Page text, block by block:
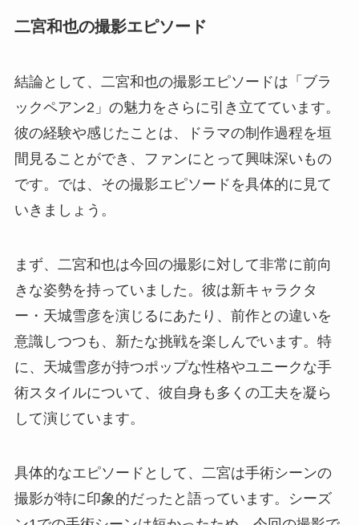
二宮和也の撮影エピソード
結論として、二宮和也の撮影エピソードは「ブラ
ックペアン2」の魅力をさらに引き立てています。
彼の経験や感じたことは、ドラマの制作過程を垣
間見ることができ、ファンにとって興味深いもの
です。では、その撮影エピソードを具体的に見て
いきましょう。
まず、二宮和也は今回の撮影に対して非常に前向
きな姿勢を持っていました。彼は新キャラクタ
ー・天城雪彦を演じるにあたり、前作との違いを
意識しつつも、新たな挑戦を楽しんでいます。特
に、天城雪彦が持つポップな性格やユニークな手
術スタイルについて、彼自身も多くの工夫を凝ら
して演じています。
具体的なエピソードとして、二宮は手術シーンの
撮影が特に印象的だったと語っています。シーズ